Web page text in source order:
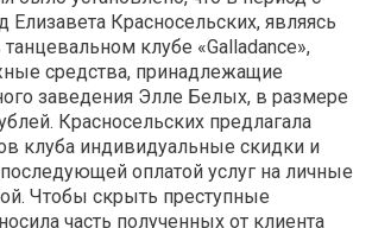
Елизавета Красносельских, являясь
клубе «Galladance»,
средства, принадлежащие
заведения Элле Белых, в размере
Красносельских предлагала
клуба индивидуальные скидки и
оплатой услуг на личные
Чтобы скрыть преступные
часть полученных от клиента